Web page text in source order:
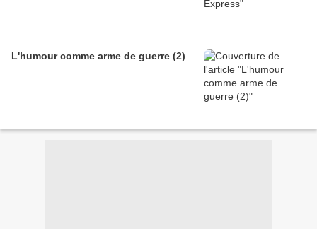
L'humour comme arme de guerre (2)